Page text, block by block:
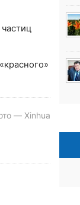
— Xinhua